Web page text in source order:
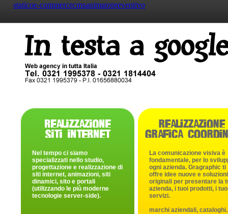
staticoe-commercecmsanimatopreventivo
Nel tempo ci siamo
specializzati nello studio,
progettazione e realizzazione di
siti internet, animazioni, siti
dinamici, sito e portali
(utilizzando le più moderne
tecnologie server-side).
La comunicazione visiva è
fondamentale, per lo
ogni azienda. Gragraphic ti
offre idee nuove e soluzioni
originali per presentare la
azienda, i tuoi prodotti, i
servizi.
marchi aziendali,